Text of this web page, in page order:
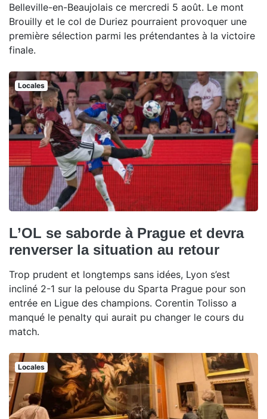
Belleville-en-Beaujolais ce mercredi 5 août. Le mont
Brouilly et le col de Duriez pourraient provoquer une
première sélection parmi les prétendantes à la victoire
finale.
Locales
L’OL se saborde à Prague et devra
renverser la situation au retour
Trop prudent et longtemps sans idées, Lyon s’est
incliné 2-1 sur la pelouse du Sparta Prague pour son
entrée en Ligue des champions. Corentin Tolisso a
manqué le penalty qui aurait pu changer le cours du
match.
Locales